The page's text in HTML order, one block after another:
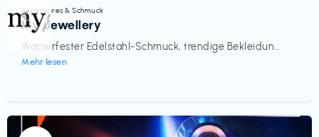
Accessoires & Schmuck
My Jewellery
Wasserfester Edelstahl-Schmuck, trendige Bekleidun...
Mehr lesen
€‎